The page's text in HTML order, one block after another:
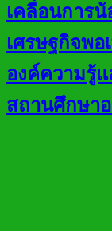
เคลื่อนการ
เศรษฐกิจพอ
องค์ความรู้
สถานศึกษา